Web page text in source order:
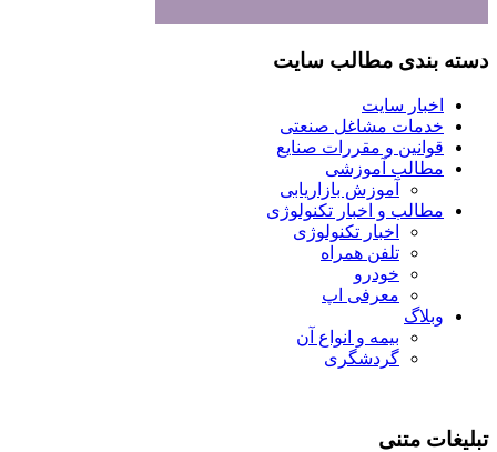
بندی مطالب سایت
اخبار سایت
خدمات مشاغل صنعتی
قوانین و مقررات صنایع
مطالب آموزشی
آموزش بازاریابی
مطالب و اخبار تکنولوژی
اخبار تکنولوژی
تلفن همراه
خودرو
معرفی اپ
وبلاگ
بیمه و انواع آن
گردشگری
متنی